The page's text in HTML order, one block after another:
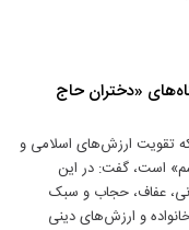
«دختران حاج
تقویت ارزش‌های اسلامی و
است، گفت: در این
عفاف، حجاب و سبک
و ارزش‌های دینی